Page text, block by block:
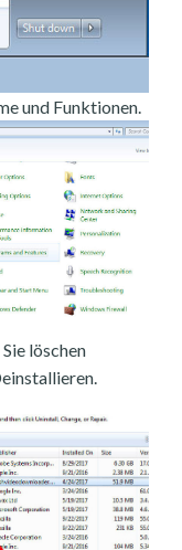
und Funktionen.
löschen